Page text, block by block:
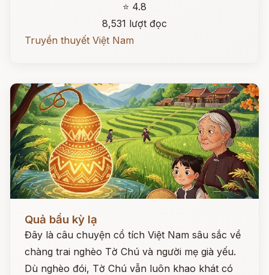
⭐ 4.8
8,531 lượt đọc
Truyền thuyết Việt Nam
Quả bầu kỳ lạ
Đây là câu chuyện cổ tích Việt Nam sâu sắc về
chàng trai nghèo Tờ Chú và người mẹ già yếu.
Dù nghèo đói, Tờ Chú vẫn luôn khao khát có